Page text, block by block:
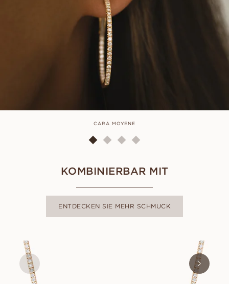
CARA MOYENE
KOMBINIERBAR MIT
ENTDECKEN SIE MEHR SCHMUCK